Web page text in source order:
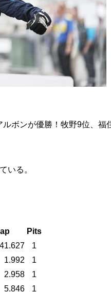
ボンが優勝！牧野9位、福
いる。
Pits
1
1.992
1
2.958
1
5.846
1